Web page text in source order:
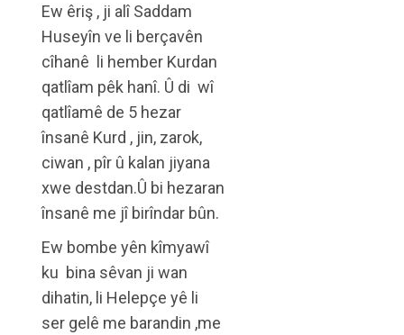
Ew êriş , ji alî Saddam
Huseyîn ve li berçavên
cîhanê li hember Kurdan
qatlîam pêk hanî. Û di wî
qatlîamê de 5 hezar
însanê Kurd , jin, zarok,
ciwan , pîr û kalan jiyana
xwe destdan.Û bi hezaran
însanê me jî birîndar bûn.
Ew bombe yên kîmyawî
ku bina sêvan ji wan
dihatin, li Helepçe yê li
ser gelê me barandin ,me